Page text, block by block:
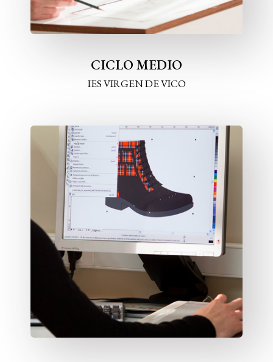
CICLO MEDIO
IES VIRGEN DE VICO